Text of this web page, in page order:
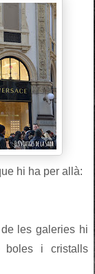
hi ha per allà:
les galeries hi
boles i cristalls